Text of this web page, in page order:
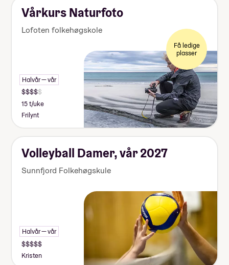
Vårkurs Naturfoto
Lofoten folkehøgskole
Få ledige
plasser
Halvår — vår
15 t/uke
Frilynt
Volleyball Damer, vår 2027
Sunnfjord Folkehøgskule
Halvår — vår
Kristen